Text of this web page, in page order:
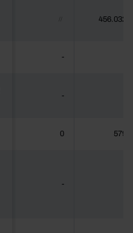
456.032
-
-
0 579
-